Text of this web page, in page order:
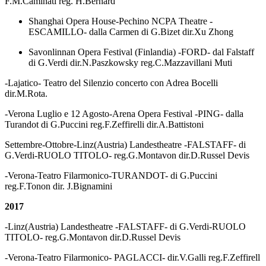
Shanghai Opera House-Pechino NCPA Theatre -
ESCAMILLO- dalla Carmen di G.Bizet dir.Xu Zhong
Savonlinnan Opera Festival (Finlandia) -FORD- dal Falstaff
di G.Verdi dir.N.Paszkowsky reg.C.Mazzavillani Muti
-Lajatico- Teatro del Silenzio concerto con Adrea Bocelli
dir.M.Rota.
-Verona Luglio e 12 Agosto-Arena Opera Festival -PING- dalla
Turandot di G.Puccini reg.F.Zeffirelli dir.A.Battistoni
Settembre-Ottobre-Linz(Austria) Landestheatre -FALSTAFF- di
G.Verdi-RUOLO TITOLO- reg.G.Montavon dir.D.Russel Devis
-Verona-Teatro Filarmonico-TURANDOT- di G.Puccini
reg.F.Tonon dir. J.Bignamini
2017
-Linz(Austria) Landestheatre -FALSTAFF- di G.Verdi-RUOLO
TITOLO- reg.G.Montavon dir.D.Russel Devis
-Verona-Teatro Filarmonico- PAGLACCI- dir.V.Galli reg.F.Zeffirell